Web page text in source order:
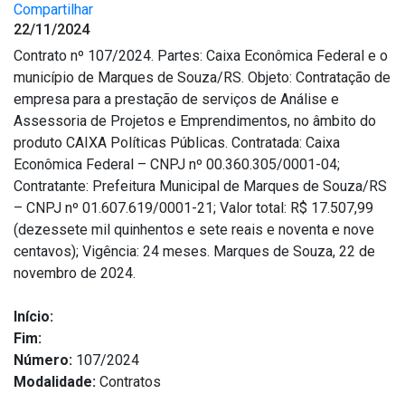
Outros
Downloads
Notícias
Contato
Página Inicial
Compartilhar
22/11/2024
Contrato nº 107/2024. Partes: Caixa Econômica Federal e o
município de Marques de Souza/RS. Objeto: Contratação de
empresa para a prestação de serviços de Análise e
Assessoria de Projetos e Emprendimentos, no âmbito do
produto CAIXA Políticas Públicas. Contratada: Caixa
Econômica Federal – CNPJ nº 00.360.305/0001-04;
Contratante: Prefeitura Municipal de Marques de Souza/RS
– CNPJ nº 01.607.619/0001-21; Valor total: R$ 17.507,99
(dezessete mil quinhentos e sete reais e noventa e nove
centavos); Vigência: 24 meses. Marques de Souza, 22 de
novembro de 2024.
Início:
Fim:
Número: 107/2024
Modalidade: Contratos